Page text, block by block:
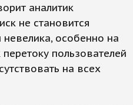
аналитик
не становится
особенно на
пользователей
на всех